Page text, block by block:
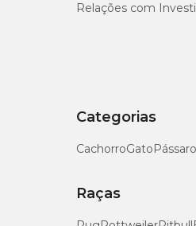
Relações com
Categorias
CachorroGato
Raças